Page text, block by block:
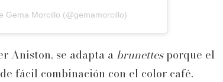
Gema Morcillo (@gemamorcillo)
Aniston, se adapta a brunettesporque el
fácil combinación con el color café.